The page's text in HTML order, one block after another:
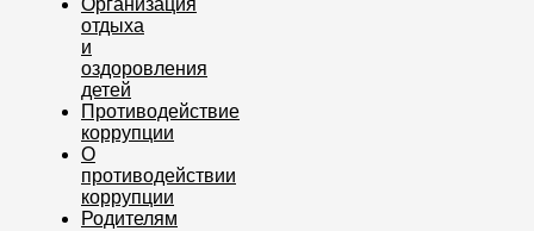
Организация
отдыха
и
оздоровления
детей
Противодействие
коррупции
О
противодействии
коррупции
Родителям